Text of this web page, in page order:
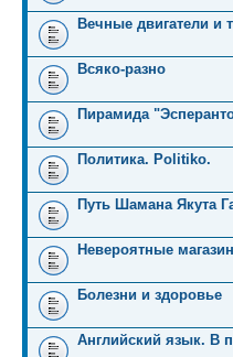
Вечные двигатели и
Всяко-разно
Пирамида
Политика. Politiko.
Путь Шамана Якута
Невероятные
Болезни и здоровье
Английский язык. В